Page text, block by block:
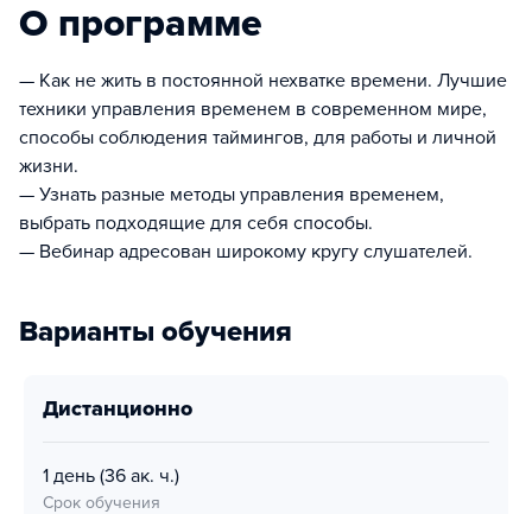
О программе
— Как не жить в постоянной нехватке времени. Лучшие
техники управления временем в современном мире,
способы соблюдения таймингов, для работы и личной
жизни.
— Узнать разные методы управления временем,
выбрать подходящие для себя способы.
— Вебинар адресован широкому кругу слушателей.
Варианты обучения
дистанционно
1 день (36 ак. ч.)
Срок обучения